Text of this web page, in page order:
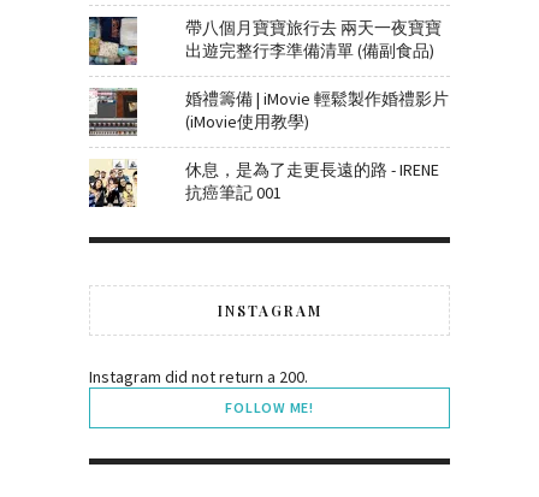
帶八個月寶寶旅行去 兩天一夜寶寶
出遊完整行李準備清單 (備副食品)
婚禮籌備 | iMovie 輕鬆製作婚禮影片
(iMovie使用教學)
休息，是為了走更長遠的路 - IRENE
抗癌筆記 001
INSTAGRAM
Instagram did not return a 200.
FOLLOW ME!